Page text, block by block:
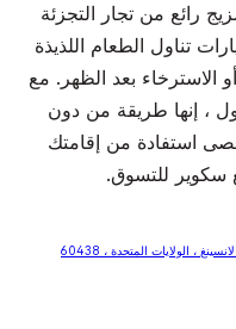
رائع من تجار التجزئة
تناول الطعام اللذيذة
الاسترخاء بعد الظهر. مع
، إنها طريقة من دون
استفادة من إقامتك
سكوير للتسوق.